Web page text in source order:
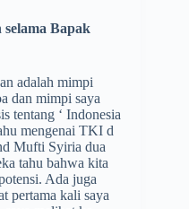
selama Bapak
adalah mimpi
dan mimpi saya
tentang ‘ Indonesia
mengenai TKI d
Mufti Syiria dua
tahu bahwa kita
Ada juga
pertama kali saya